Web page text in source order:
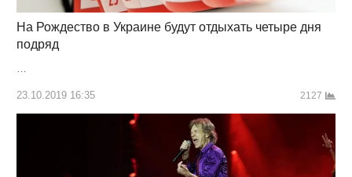
На Рождество в Украине будут отдыхать четыре дня
подряд
…
23.10.2019 16:35 2127